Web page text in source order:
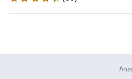
4.7 Sterne